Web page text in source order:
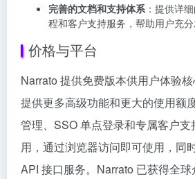
完善的文档和支持体系 ：提供详
程和客户支持服务，帮助用户充
价格与平台
Narrato 提供免费版本供用户体验
提供更多高级功能和更大的使用额
管理、SSO 单点登录和专属客户
用，通过浏览器访问即可使用，同
API 接口服务。Narrato 已获得全